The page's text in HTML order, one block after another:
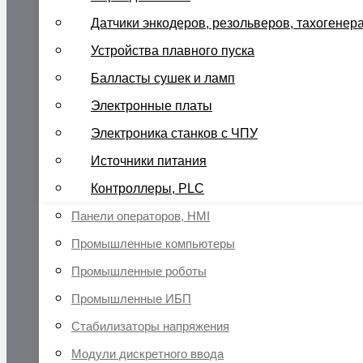
Датчики энкодеров, резольверов,
Устройства плавного пуска
Балласты сушек и ламп
Электронные платы
Электроника станков с ЧПУ
Источники питания
Контроллеры, PLC
Панели операторов, HMI
Промышленные компьютеры
Промышленные роботы
Промышленные ИБП
Стабилизаторы напряжения
Модули дискретного ввода